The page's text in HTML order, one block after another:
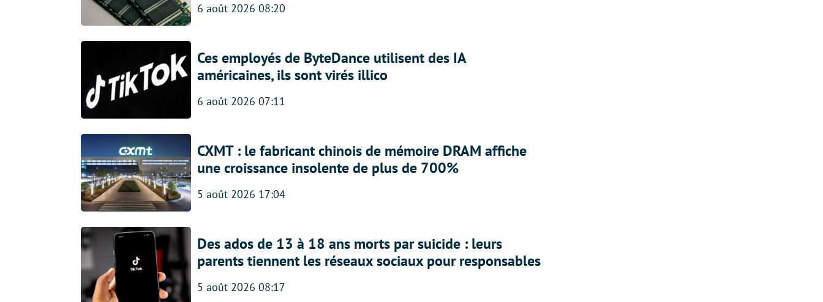
6 août 2026 08:20
Ces employés de ByteDance utilisent des IA
américaines, ils sont virés illico
6 août 2026 07:11
CXMT : le fabricant chinois de mémoire DRAM affiche
une croissance insolente de plus de 700%
5 août 2026 17:04
Des ados de 13 à 18 ans morts par suicide : leurs
parents tiennent les réseaux sociaux pour responsables
5 août 2026 08:17